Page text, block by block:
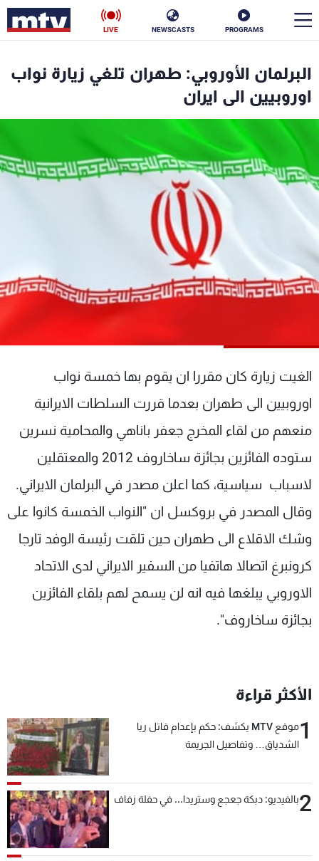
PROGRAMS
NEWSCASTS
LIVE
البرلمان الأوروبي: طهران تلغي زيارة نواب
اوروبيين الى ايران
الغيت زيارة كان مقررا ان يقوم بها خمسة نواب
اوروبيين الى طهران بعدما قررت السلطات الايرانية
منعهم من لقاء المخرج جعفر باناهي والمحامية نسرين
ستوده الفائزين بجائزة ساخاروف 2012 والمعتقلين
لاسباب سياسية، كما اعلن مصدر في البرلمان الايراني.
وقال المصدر في بروكسل ان "النواب الخمسة كانوا على
وشك الاقلاع الى طهران حين تلقت رئيسة الوفد تارجا
كرونبرغ اتصالا هاتفيا من السفير الايراني لدى الاتحاد
الاوروبي يبلغها فيه انه لن يسمح لهم بلقاء الفائزين
بجائزة ساخاروف".
الأكثر قراءة
1
موقع MTV يكشف: حكم بإعدام قاتل ريا
الشدياق… وتفاصيل الجريمة
2بالفيديو: دبكة جعجع وستريدا... في حفلة زفاف
الأخبار
سياسة
إقتصاد فن
منوعات
البرامج
عن MTV
الإنـتـاج
لاعلاناتكم
وظائف
تواصل معنا
شروط الإسـتخدام